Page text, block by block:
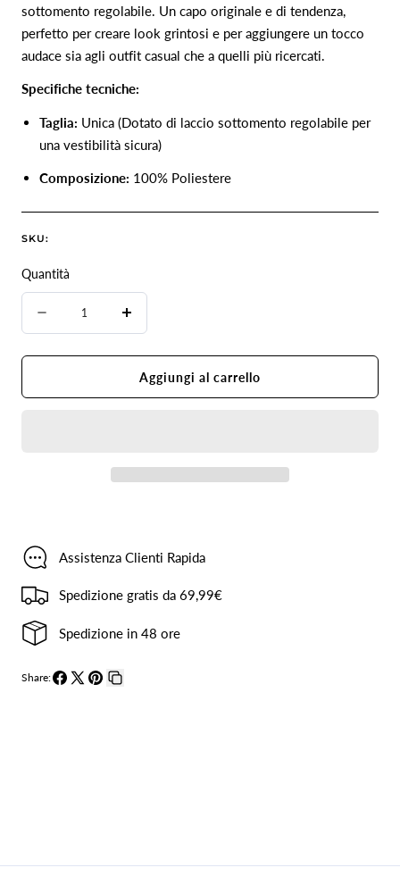
sottomento regolabile. Un capo originale e di tendenza,
perfetto per creare look grintosi e per aggiungere un tocco
audace sia agli outfit casual che a quelli più ricercati.
Specifiche tecniche:
Taglia: Unica (Dotato di laccio sottomento regolabile per
una vestibilità sicura)
Composizione: 100% Poliestere
SKU:
Quantità
la
per
la
quantità
per
western
Aggiungi al carrello
Assistenza Clienti Rapida
Spedizione gratis da 69,99€
Spedizione in 48 ore
Share: